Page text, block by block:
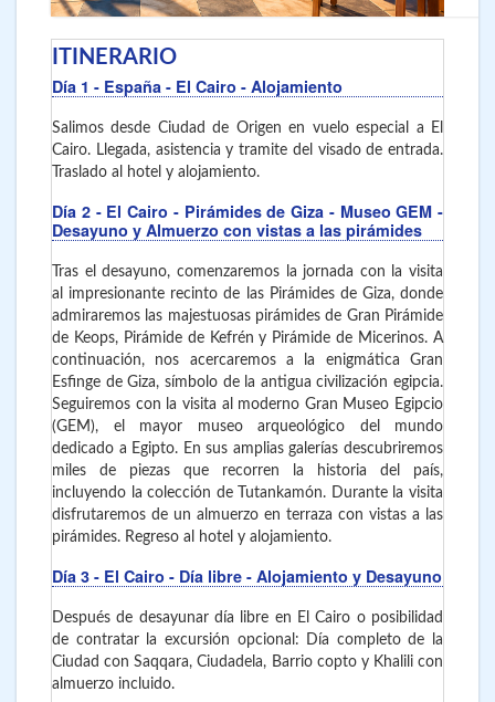
ITINERARIO
Día 1 - España - El Cairo - Alojamiento
Salimos desde Ciudad de Origen en vuelo especial a El
Cairo. Llegada, asistencia y tramite del visado de entrada.
Traslado al hotel y alojamiento.
Día 2 - El Cairo - Pirámides de Giza - Museo GEM -
Desayuno y Almuerzo con vistas a las pirámides
Tras el desayuno, comenzaremos la jornada con la visita
al impresionante recinto de las Pirámides de Giza, donde
admiraremos las majestuosas pirámides de Gran Pirámide
de Keops, Pirámide de Kefrén y Pirámide de Micerinos. A
continuación, nos acercaremos a la enigmática Gran
Esfinge de Giza, símbolo de la antigua civilización egipcia.
Seguiremos con la visita al moderno Gran Museo Egipcio
(GEM), el mayor museo arqueológico del mundo
dedicado a Egipto. En sus amplias galerías descubriremos
miles de piezas que recorren la historia del país,
incluyendo la colección de Tutankamón. Durante la visita
disfrutaremos de un almuerzo en terraza con vistas a las
pirámides. Regreso al hotel y alojamiento.
Día 3 - El Cairo - Día libre - Alojamiento y Desayuno
Después de desayunar día libre en El Cairo o posibilidad
de contratar la excursión opcional: Día completo de la
Ciudad con Saqqara, Ciudadela, Barrio copto y Khalili con
almuerzo incluido.